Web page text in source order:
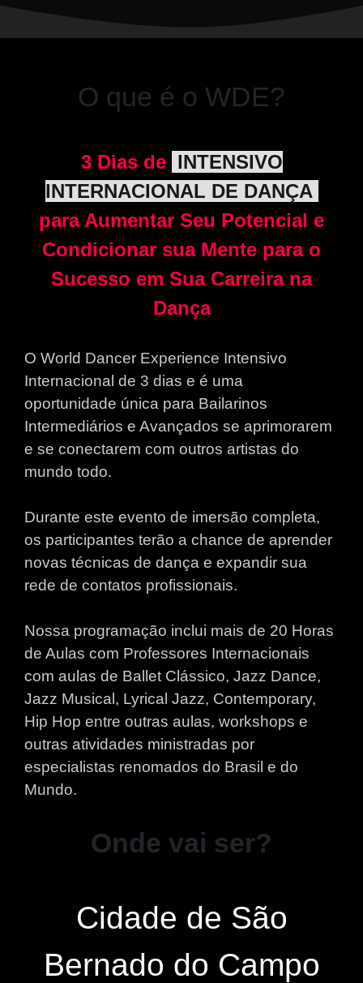
O que é o WDE?
3 Dias de INTENSIVO
INTERNACIONAL DE DANÇA
para Aumentar Seu Potencial e
Condicionar sua Mente para o
Sucesso em Sua Carreira na
Dança
O World Dancer Experience Intensivo
Internacional de 3 dias e é uma
oportunidade única para Bailarinos
Intermediários e Avançados se aprimorarem
e se conectarem com outros artistas do
mundo todo.
Durante este evento de imersão completa,
os participantes terão a chance de aprender
novas técnicas de dança e expandir sua
rede de contatos profissionais.
Nossa programação inclui mais de 20 Horas
de Aulas com Professores Internacionais
com aulas de Ballet Clássico, Jazz Dance,
Jazz Musical, Lyrical Jazz, Contemporary,
Hip Hop entre outras aulas, workshops e
outras atividades ministradas por
especialistas renomados do Brasil e do
Mundo.
Onde vai ser?
Cidade de São
Bernado do Campo